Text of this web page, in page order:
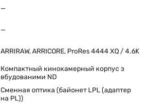
—
—
ARRIRAW, ARRICORE, ProRes 4444 XQ / 4.6K
Компактный кинокамерный корпус з
вбудованими ND
Сменная оптика (байонет LPL (адаптер
на PL))